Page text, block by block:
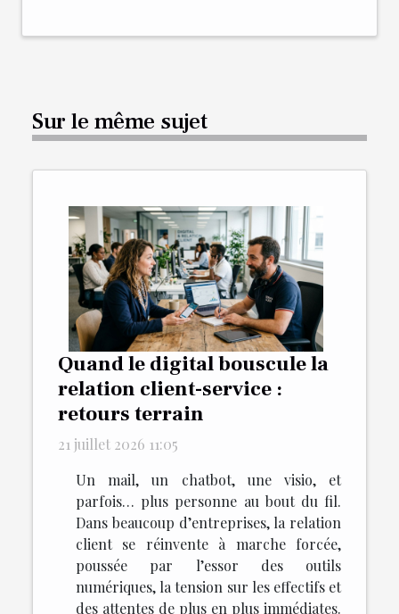
Sur le même sujet
Quand le digital bouscule la
relation client-service :
retours terrain
21 juillet 2026 11:05
Un mail, un chatbot, une visio, et
parfois… plus personne au bout du fil.
Dans beaucoup d’entreprises, la relation
client se réinvente à marche forcée,
poussée par l’essor des outils
numériques, la tension sur les effectifs et
des attentes de plus en plus immédiates.